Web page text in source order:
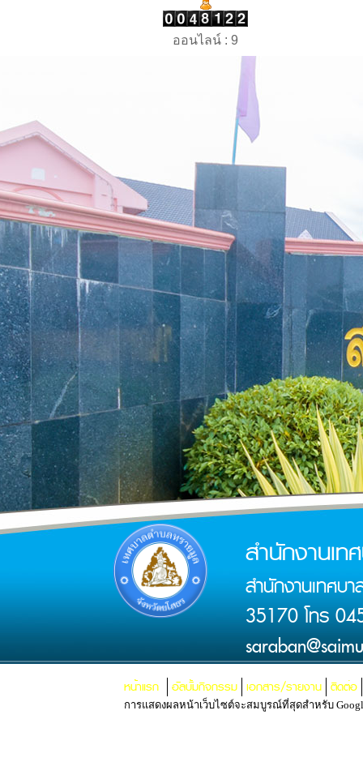
ออนไลน์ : 9
สำนักงานเ
สำนักงานเทศบ
35170 โทร
หน้าแรก อัลบั้มกิจกรรม เอกสาร/รายงาน ติดต่อ
การแสดงผลหน้าเว็บไซต์จะสมบูรณ์ที่สุดสำหรับ